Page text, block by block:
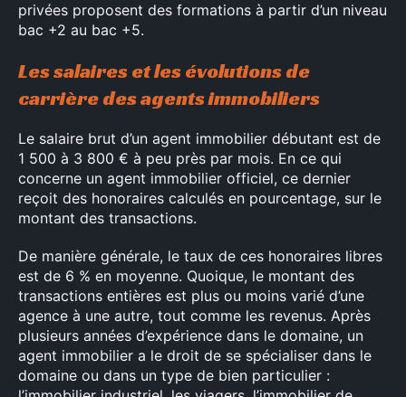
privées proposent des formations à partir d’un niveau
bac +2 au bac +5.
Les salaires et les évolutions de
carrière des agents immobiliers
Le salaire brut d’un agent immobilier débutant est de
1 500 à 3 800 € à peu près par mois. En ce qui
concerne un agent immobilier officiel, ce dernier
reçoit des honoraires calculés en pourcentage, sur le
montant des transactions.
De manière générale, le taux de ces honoraires libres
est de 6 % en moyenne. Quoique, le montant des
transactions entières est plus ou moins varié d’une
agence à une autre, tout comme les revenus. Après
plusieurs années d’expérience dans le domaine, un
agent immobilier a le droit de se spécialiser dans le
domaine ou dans un type de bien particulier :